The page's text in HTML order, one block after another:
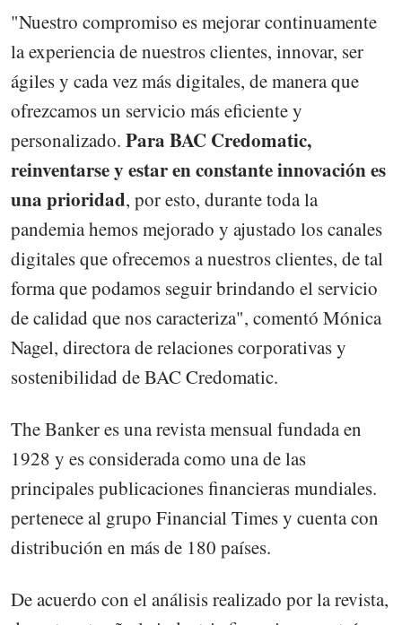
"Nuestro compromiso es mejorar continuamente
la experiencia de nuestros clientes, innovar, ser
ágiles y cada vez más digitales, de manera que
ofrezcamos un servicio más eficiente y
personalizado. Para BAC Credomatic,
reinventarse y estar en constante innovación es
una prioridad, por esto, durante toda la
pandemia hemos mejorado y ajustado los canales
digitales que ofrecemos a nuestros clientes, de tal
forma que podamos seguir brindando el servicio
de calidad que nos caracteriza", comentó Mónica
Nagel, directora de relaciones corporativas y
sostenibilidad de BAC Credomatic.
The Banker es una revista mensual fundada en
1928 y es considerada como una de las
principales publicaciones financieras mundiales.
pertenece al grupo Financial Times y cuenta con
distribución en más de 180 países.
De acuerdo con el análisis realizado por la revista,